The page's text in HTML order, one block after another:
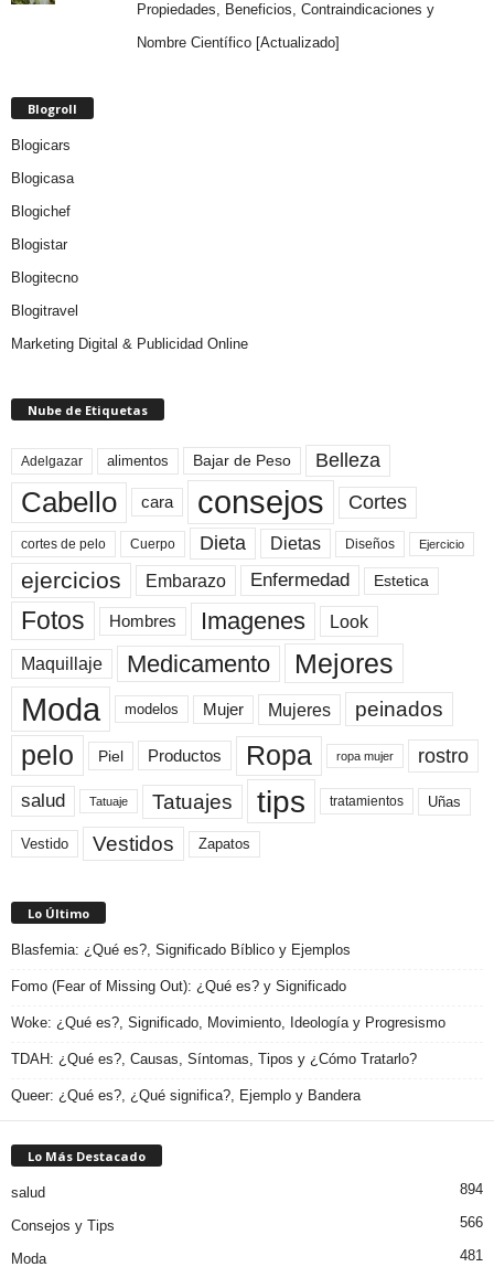
Propiedades, Beneficios, Contraindicaciones y
Nombre Científico [Actualizado]
Blogroll
Blogicars
Blogicasa
Blogichef
Blogistar
Blogitecno
Blogitravel
Marketing Digital & Publicidad Online
Nube de Etiquetas
Adelgazar alimentos Bajar de Peso Belleza
Cabello cara consejos Cortes
cortes de pelo Cuerpo Dieta Dietas Diseños Ejercicio
ejercicios Embarazo Enfermedad Estetica
Fotos Hombres Imagenes Look
Maquillaje Medicamento Mejores
Moda modelos Mujer Mujeres peinados
pelo Piel Productos Ropa ropa mujer rostro
salud Tatuaje Tatuajes tips tratamientos Uñas
Vestido Vestidos Zapatos
Lo Último
Blasfemia: ¿Qué es?, Significado Bíblico y Ejemplos
Fomo (Fear of Missing Out): ¿Qué es? y Significado
Woke: ¿Qué es?, Significado, Movimiento, Ideología y Progresismo
TDAH: ¿Qué es?, Causas, Síntomas, Tipos y ¿Cómo Tratarlo?
Queer: ¿Qué es?, ¿Qué significa?, Ejemplo y Bandera
Lo Más Destacado
salud 894
Consejos y Tips 566
Moda 481